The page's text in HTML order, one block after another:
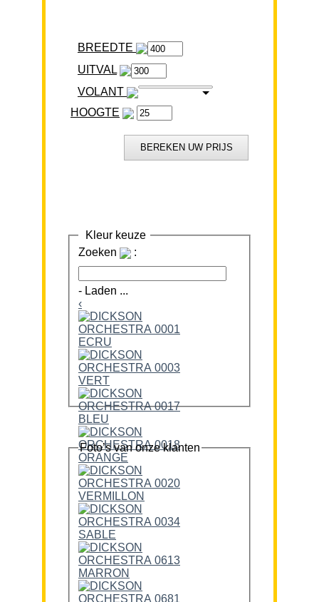
BREEDTE
VOLANT
HOOGTE
Kleur keuze
Zoeken
:
- Laden ...
‹
Foto’s van onze klanten